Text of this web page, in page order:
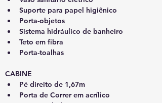
Suporte para papel higiênico
Porta-objetos
Sistema hidráulico de banheiro
Teto em fibra
Porta-toalhas
CABINE
Pé direito de 1,67m
Porta de Correr em acrílico